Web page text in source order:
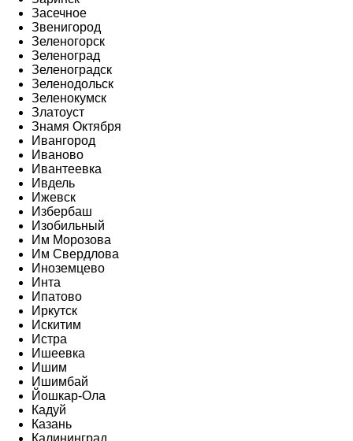
Засечное
Звенигород
Зеленогорск
Зеленоград
Зеленоградск
Зеленодольск
Зеленокумск
Златоуст
Знамя Октября
Ивангород
Иваново
Ивантеевка
Ивдель
Ижевск
Избербаш
Изобильный
Им Морозова
Им Свердлова
Иноземцево
Инта
Ипатово
Иркутск
Искитим
Истра
Ишеевка
Ишим
Ишимбай
Йошкар-Ола
Кадуй
Казань
Калининград